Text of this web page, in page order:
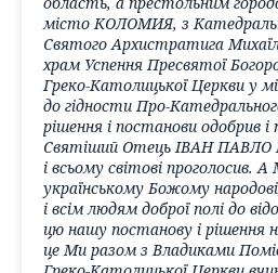
місто КОЛОМИЯ, з
Святого Архистратига
храм Успення Пресвятої
Греко-Католицької Церкви у
до гідности Про-
рішення і постанови одобрив і
Святіший Отець ІВАН ПАВЛО
і всьому світові проголосив.
українському Божому
і всім людям доброї полі до
цю нашу постанову і рішення
це Ми разом з Владиками